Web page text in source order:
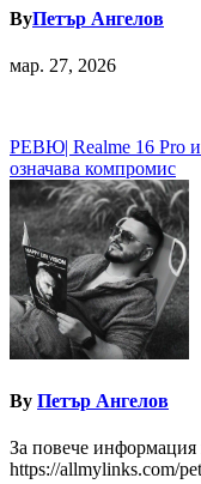
ByПетър Ангелов
мар. 27, 2026
Навигация
РЕВЮ| Realme 16 Pro и
означава компромис
By Петър Ангелов
За повече информация
https://allmylinks.com/